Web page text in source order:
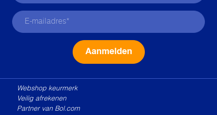
Webshop keurmerk
Veilig afrekenen
Partner van Bol.com